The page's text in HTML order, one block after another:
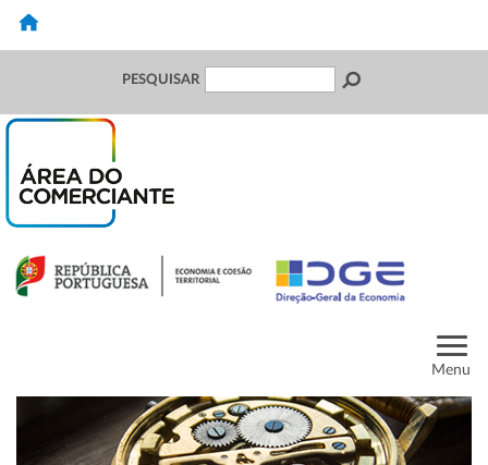
PESQUISAR
Menu